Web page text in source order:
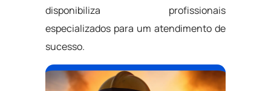
disponibiliza profissionais
especializados para um atendimento de
sucesso.